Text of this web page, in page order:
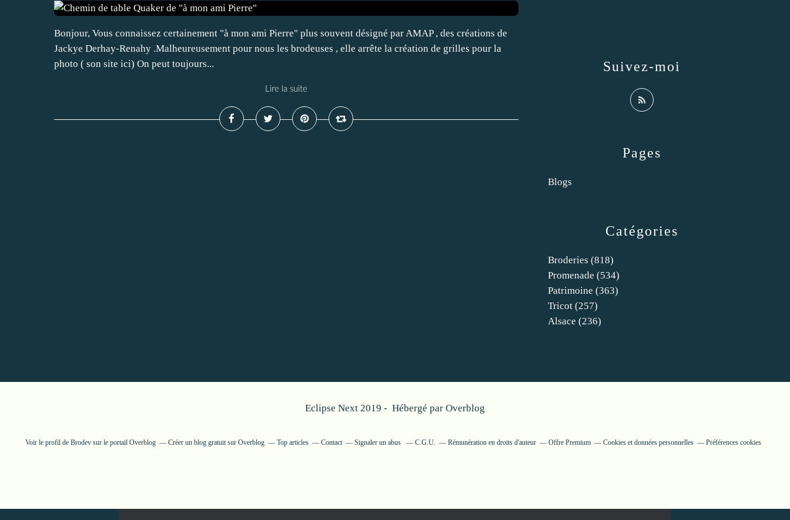
Bonjour, Vous connaissez certainement "à mon ami Pierre" plus souvent désigné par AMAP , des créations de
Jackye Derhay-Renahy .Malheureusement pour nous les brodeuses , elle arrête la création de grilles pour la
photo ( son site ici) On peut toujours...
Lire la suite
Catégories
Broderies (818)
Promenade (534)
Patrimoine (363)
Tricot (257)
Alsace (236)
Pages
Blogs
Suivez-moi
Eclipse Next 2019 - Hébergé par Overblog
Voir le profil de Brodev sur le portail Overblog Créer un blog gratuit sur Overblog Top articles Contact Signaler un abus C.G.U. Rémunération en droits d'auteur Offre Premium Cookies et données personnelles Préférences cookies